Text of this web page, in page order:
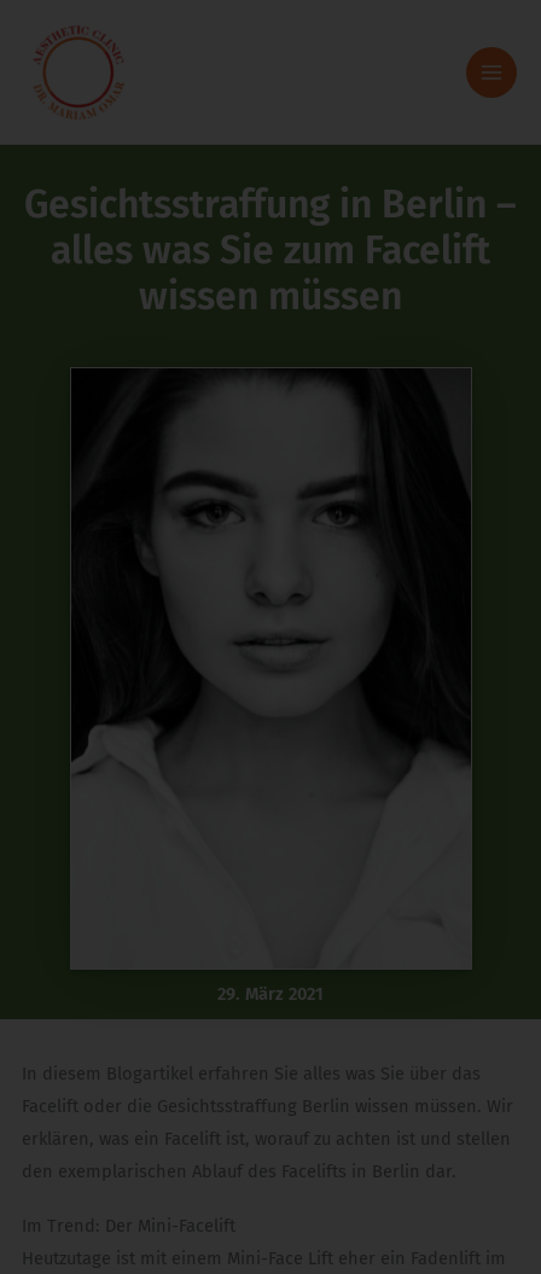
Inhalt
springen
Gesichtsstraffung in Berlin –
alles was Sie zum Facelift
wissen müssen
29. März 2021
In diesem Blogartikel erfahren Sie alles was Sie über das
Facelift oder die Gesichtsstraffung Berlin wissen müssen. Wir
erklären, was ein Facelift ist, worauf zu achten ist und stellen
den exemplarischen Ablauf des Facelifts in Berlin dar.
Im Trend: Der Mini-Facelift
Heutzutage ist mit einem Mini-Face Lift eher ein Fadenlift im